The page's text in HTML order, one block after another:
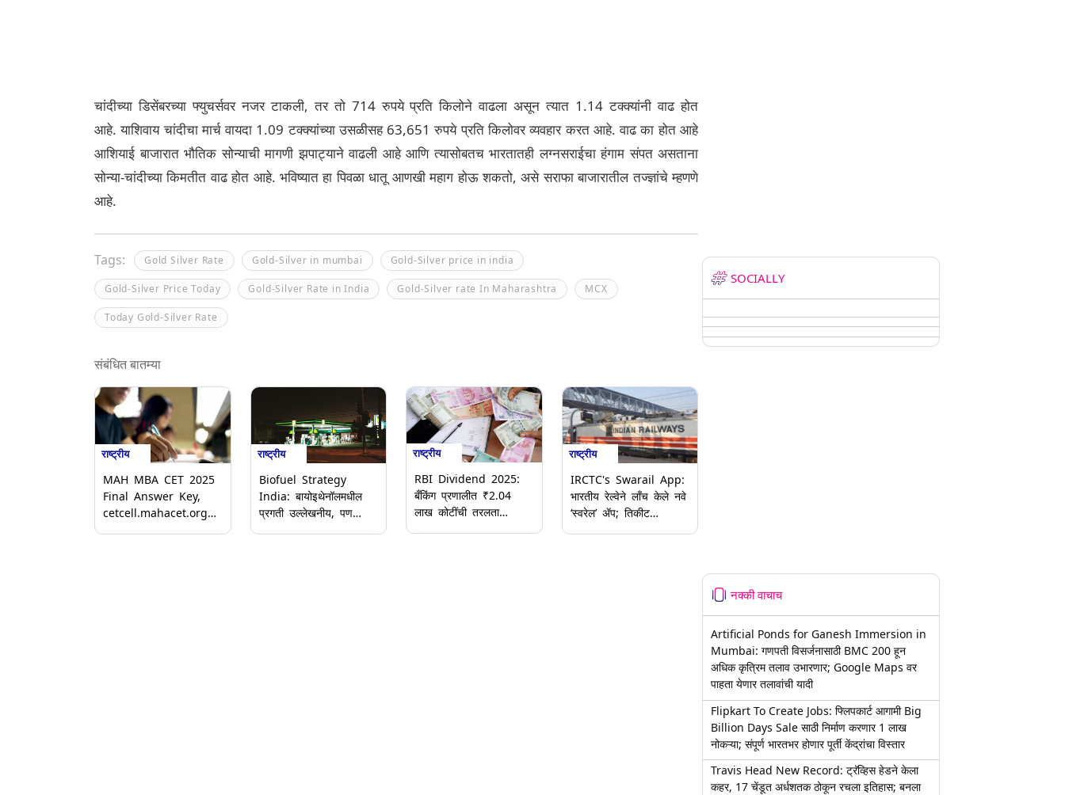
चांदीच्या डिसेंबरच्या फ्युचर्सवर नजर टाकली, तर तो 714 रुपये प्रति किलोने वाढला असून त्यात 1.14 टक्क्यांनी वाढ होत
आहे. याशिवाय चांदीचा मार्च वायदा 1.09 टक्क्यांच्या उसळीसह 63,651 रुपये प्रति किलोवर व्यवहार करत आहे. वाढ का होत आहे
आशियाई बाजारात भौतिक सोन्याची मागणी झपाट्याने वाढली आहे आणि त्यासोबतच भारतातही लग्नसराईचा हंगाम संपत असताना
सोन्या-चांदीच्या किमतीत वाढ होत आहे. भविष्यात हा पिवळा धातू आणखी महाग होऊ शकतो, असे सराफा बाजारातील तज्ज्ञांचे म्हणणे
आहे.
Tags: Gold Silver Rate Gold-Silver in mumbai Gold-Silver price in india
Gold-Silver Price Today Gold-Silver Rate in India Gold-Silver rate In Maharashtra MCX
Today Gold-Silver Rate
संबंधित बातम्या
राष्ट्रीय
MAH MBA CET 2025
Final Answer Key,
cetcell.mahacet.org
राष्ट्रीय
Biofuel Strategy
India: बायोइथेनॉलमधील
प्रगती उल्लेखनीय, पण
राष्ट्रीय
RBI Dividend 2025:
बँकिंग प्रणालीत ₹2.04
लाख कोटींची तरलता
राष्ट्रीय
IRCTC's Swarail App:
भारतीय रेल्वेने लाँच केले नवे
‘स्वरेल’ ॲप; तिकीट
SOCIALLY
नक्की वाचाच
Artificial Ponds for Ganesh Immersion in
Mumbai: गणपती विसर्जनासाठी BMC 200 हून
अधिक कृत्रिम तलाव उभारणार; Google Maps वर
पाहता येणार तलावांची यादी
Flipkart To Create Jobs: फ्लिपकार्ट आगामी Big
Billion Days Sale साठी निर्माण करणार 1 लाख
नोकऱ्या; संपूर्ण भारतभर होणार पूर्ती केंद्रांचा विस्तार
Travis Head New Record: ट्रॅव्हिस हेडने केला
कहर, 17 चेंडूत अर्धशतक ठोकून रचला इतिहास; बनला